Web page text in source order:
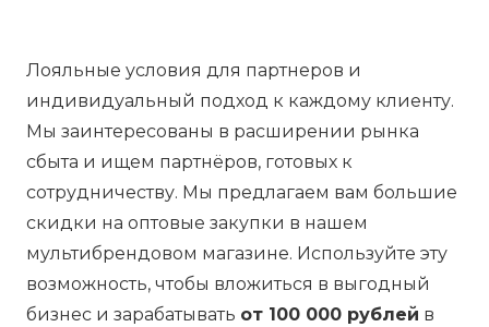
Лояльные условия для партнеров и
индивидуальный подход к каждому клиенту.
Мы заинтересованы в расширении рынка
сбыта и ищем партнёров, готовых к
сотрудничеству. Мы предлагаем вам большие
скидки на оптовые закупки в нашем
мультибрендовом магазине. Используйте эту
возможность, чтобы вложиться в выгодный
бизнес и зарабатывать от 100 000 рублей в